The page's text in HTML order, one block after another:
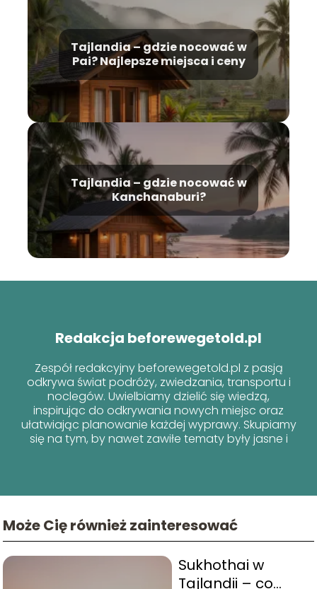
Tajlandia – gdzie nocować w
Pai? Najlepsze miejsca i ceny
Tajlandia – gdzie nocować w
Kanchanaburi?
Redakcja beforewegetold.pl
Zespół redakcyjny beforewegetold.pl z pasją
odkrywa świat podróży, zwiedzania, transportu i
noclegów. Uwielbiamy dzielić się wiedzą,
inspirując do odkrywania nowych miejsc oraz
ułatwiając planowanie każdej wyprawy. Skupiamy
się na tym, by nawet zawiłe tematy były jasne i
Może Cię również zainteresować
Sukhothai w
Tajlandii – co